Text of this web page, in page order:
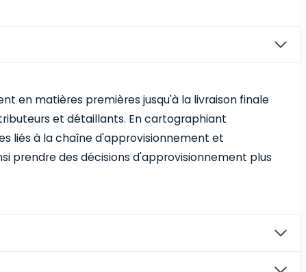
en matières premières jusqu'à la livraison finale
et détaillants. En cartographiant
liés à la chaîne d'approvisionnement et
prendre des décisions d'approvisionnement plus